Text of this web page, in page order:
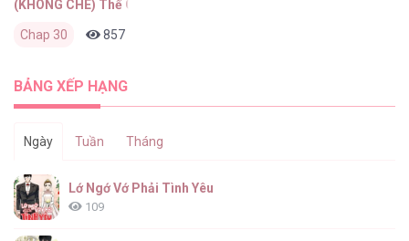
(KHÔNG CHE) Thế Giới Của Tôi
Chap 30 857
BẢNG XẾP HẠNG
Ngày Tuần Tháng
Lớ Ngớ Vớ Phải Tình Yêu
109